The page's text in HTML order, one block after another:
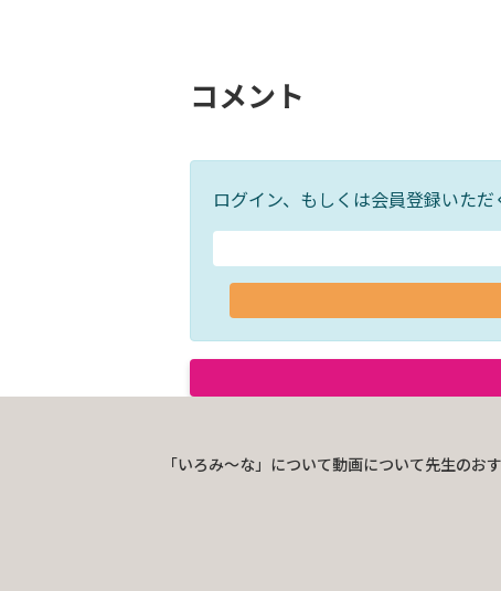
コメント
ログイン、もしくは会員登録いただ
「いろみ〜な」について動画について先生のお